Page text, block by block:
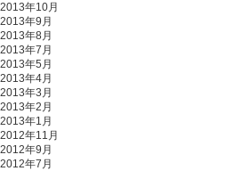
2013年10月
2013年9月
2013年8月
2013年7月
2013年5月
2013年4月
2013年3月
2013年2月
2013年1月
2012年11月
2012年9月
2012年7月